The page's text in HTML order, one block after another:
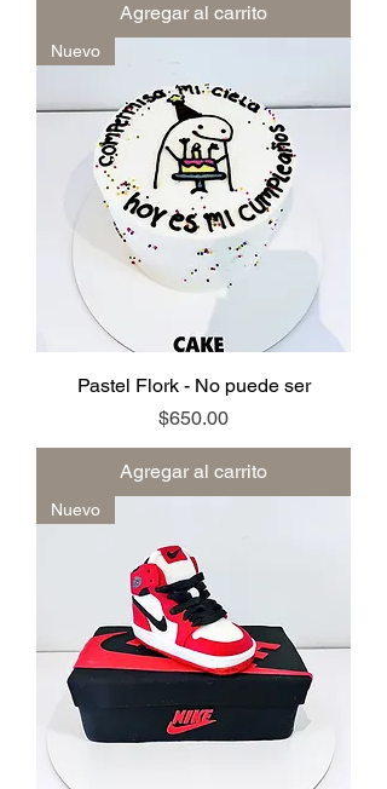
Agregar al carrito
Nuevo
Pastel Flork - No puede ser
Precio
$650.00
Agregar al carrito
Nuevo